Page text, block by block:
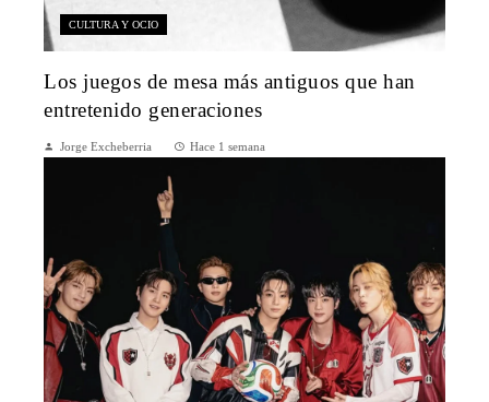
CULTURA Y OCIO
Los juegos de mesa más antiguos que han
entretenido generaciones
Jorge Excheberria Hace 1 semana